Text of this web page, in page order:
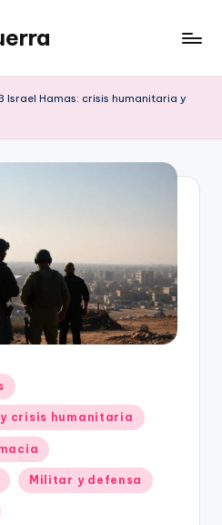
Hamas: crisis humanitaria y
y crisis humanitaria
Militar y defensa